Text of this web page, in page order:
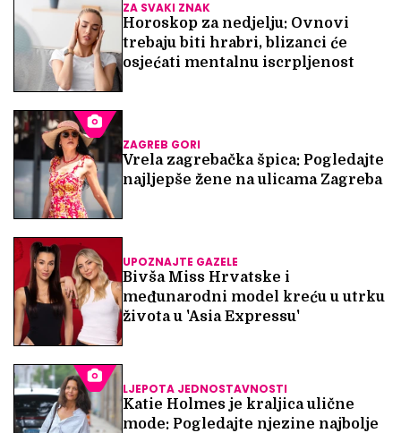
ZA SVAKI ZNAK
Horoskop za nedjelju: Ovnovi
trebaju biti hrabri, blizanci će
osjećati mentalnu iscrpljenost
ZAGREB GORI
Vrela zagrebačka špica: Pogledajte
najljepše žene na ulicama Zagreba
UPOZNAJTE GAZELE
Bivša Miss Hrvatske i
međunarodni model kreću u utrku
života u 'Asia Expressu'
LJEPOTA JEDNOSTAVNOSTI
Katie Holmes je kraljica ulične
mode: Pogledajte njezine najbolje